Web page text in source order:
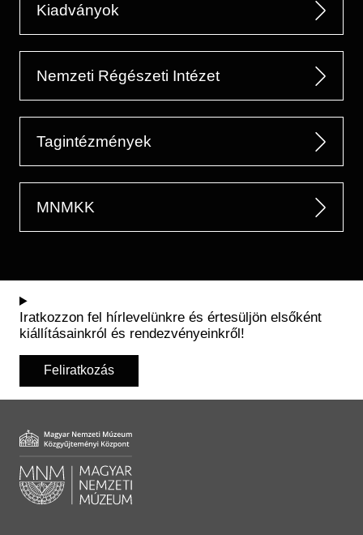
Kiadványok
Nemzeti Régészeti Intézet
Tagintézmények
MNMKK
Iratkozzon fel hírlevelünkre és értesüljön elsőként
kiállításainkról és rendezvényeinkről!
Feliratkozás